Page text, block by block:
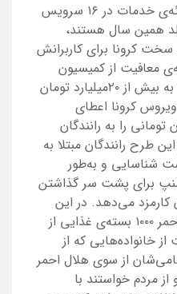
اسنپ در پایان سال ۹۹ با ارائه‌ی خدمات در ۱۶ سرویس
متولد همین سال هستند،
کرونا برای کاربرانش
معافیت از کمیسیون
تمام این رانندگان در سال ۹۹ به بیش از ۲۰میلیارد تومان
کرونا اعطای
۲ و ۵ میلیون تومانی را به رانندگان
طرح رانندگان مبتلا به
شناسایی و به‌طور
برای پشت سر گذاشتن
کارمزد می‌دهد. در این
کمپین اسنپ و کاله و هلال احمر ۱۰۰۰ بسته‌ی غذایی از
خانواده‌هایی که از
از سوی هلال احمر
از مردم خواستند با